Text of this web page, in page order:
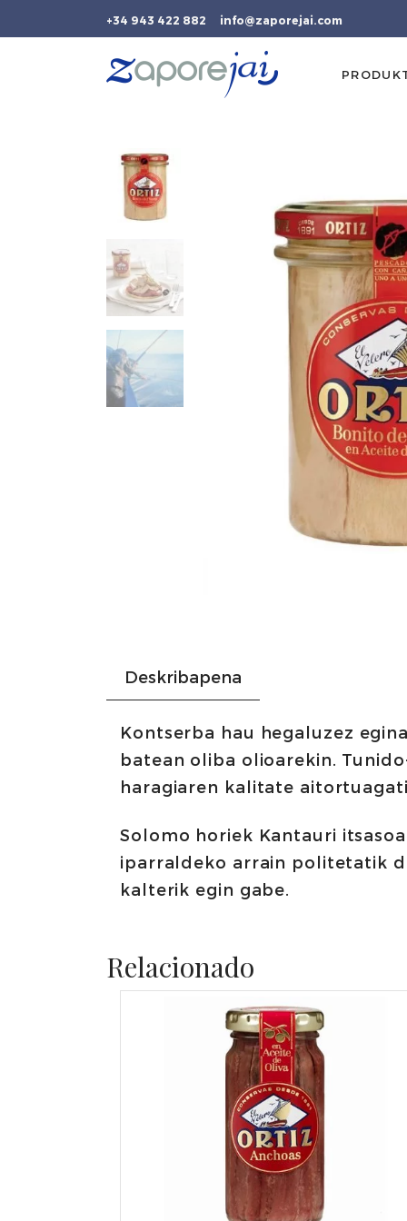
+34 943 422 882 info@zaporejai.com
Deskribapena
Kontserba hau hegaluzez
batean oliba olioarekin.
haragiaren kalitate
Solomo horiek Kantauri
iparraldeko arrain politetatik
kalterik egin gabe.
Relacionado